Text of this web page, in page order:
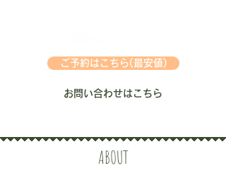
ご予約はこちら(最安値)
お問い合わせはこちら
ABOUT